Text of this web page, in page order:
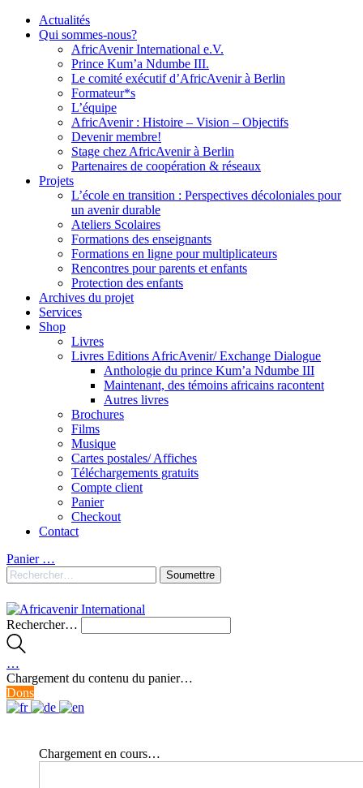
Actualités
Qui sommes-nous?
AfricAvenir International e.V.
Prince Kum’a Ndumbe III.
Le comité exécutif d’AfricAvenir à Berlin
Formateur*s
L’équipe
AfricAvenir : Histoire – Vision – Objectifs
Devenir membre!
Stage chez AfricAvenir à Berlin
Partenaires de coopération & réseaux
Projets
L’école en transition : Perspectives décoloniales pour
un avenir durable
Ateliers Scolaires
Formations des enseignants
Formations en ligne pour multiplicateurs
Rencontres pour parents et enfants
Protection des enfants
Archives du projet
Services
Shop
Livres
Livres Editions AfricAvenir/ Exchange Dialogue
Anthologie du prince Kum’a Ndumbe III
Maintenant, des témoins africains racontent
Autres livres
Brochures
Films
Musique
Cartes postales/ Affiches
Téléchargements gratuits
Compte client
Panier
Checkout
Contact
Panier …
Rechercher…
…
Chargement du contenu du panier…
Dons
Chargement en cours…